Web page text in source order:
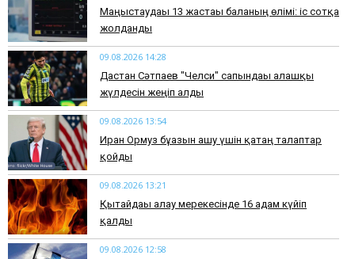
Маңғыстаудағы 13 жастағы баланың өлімі: іс сотқа
жолданды
09.08.2026 14:28
Дастан Сәтпаев "Челси" сапындағы алғашқы
жүлдесін жеңіп алды
09.08.2026 13:54
Иран Ормуз бұғазын ашу үшін қатаң талаптар
қойды
09.08.2026 13:21
Қытайдағы алау мерекесінде 16 адам күйіп
қалды
09.08.2026 12:58